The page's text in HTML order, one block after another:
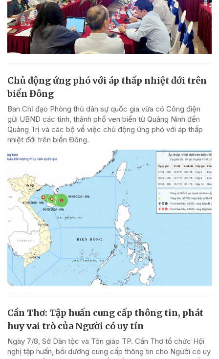
Chủ động ứng phó với áp thấp nhiệt đới trên
biển Đông
Ban Chỉ đạo Phòng thủ dân sự quốc gia vừa có Công điện
gửi UBND các tỉnh, thành phố ven biển từ Quảng Ninh đến
Quảng Trị và các bộ về việc chủ động ứng phó với áp thấp
nhiệt đới trên biển Đông.
Cần Thơ: Tập huấn cung cấp thông tin, phát
huy vai trò của Người có uy tín
Ngày 7/8, Sở Dân tộc và Tôn giáo TP. Cần Thơ tổ chức Hội
nghị tập huấn, bồi dưỡng cung cấp thông tin cho Người có uy